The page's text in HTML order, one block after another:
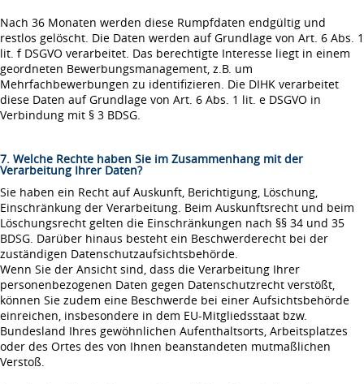
Nach 36 Monaten werden diese Rumpfdaten endgültig und
restlos gelöscht. Die Daten werden auf Grundlage von Art. 6 Abs. 1
lit. f DSGVO verarbeitet. Das berechtigte Interesse liegt in einem
geordneten Bewerbungsmanagement, z.B. um
Mehrfachbewerbungen zu identifizieren. Die DIHK verarbeitet
diese Daten auf Grundlage von Art. 6 Abs. 1 lit. e DSGVO in
Verbindung mit § 3 BDSG.
7. Welche Rechte haben Sie im Zusammenhang mit der
Verarbeitung Ihrer Daten?
Sie haben ein Recht auf Auskunft, Berichtigung, Löschung,
Einschränkung der Verarbeitung. Beim Auskunftsrecht und beim
Löschungsrecht gelten die Einschränkungen nach §§ 34 und 35
BDSG. Darüber hinaus besteht ein Beschwerderecht bei der
zuständigen Datenschutzaufsichtsbehörde.
Wenn Sie der Ansicht sind, dass die Verarbeitung Ihrer
personenbezogenen Daten gegen Datenschutzrecht verstößt,
können Sie zudem eine Beschwerde bei einer Aufsichtsbehörde
einreichen, insbesondere in dem EU-Mitgliedsstaat bzw.
Bundesland Ihres gewöhnlichen Aufenthaltsorts, Arbeitsplatzes
oder des Ortes des von Ihnen beanstandeten mutmaßlichen
Verstoß.